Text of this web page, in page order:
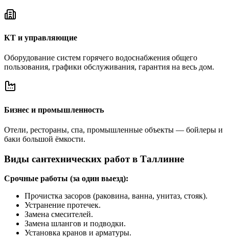
КТ и управляющие
Оборудование систем горячего водоснабжения общего
пользования, графики обслуживания, гарантия на весь дом.
Бизнес и промышленность
Отели, рестораны, спа, промышленные объекты — бойлеры и
баки большой ёмкости.
Виды сантехнических работ в Таллинне
Срочные работы (за один выезд):
Прочистка засоров (раковина, ванна, унитаз, стояк).
Устранение протечек.
Замена смесителей.
Замена шлангов и подводки.
Установка кранов и арматуры.